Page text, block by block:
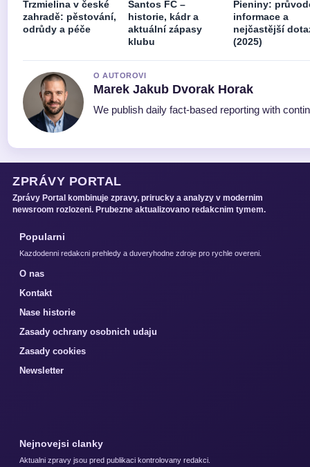
Trzmielina v české
zahradě: pěstování,
odrůdy a péče
Santos FC –
historie, kádr a
aktuální zápasy
klubu
Pieniny:
informace a
nejčastější
(2025)
O AUTOROVI
Marek Jakub Dvorak Horak
We publish daily fact-based reporting with
ZPRÁVY PORTAL
Zprávy Portal kombinuje zpravy, prirucky a analyzy v modernim
newsroom rozlozeni. Prubezne aktualizovano redakcnim tymem.
Popularni
Kazdodenni redakcni prehledy a duveryhodne zdroje pro rychle overeni.
O nas
Kontakt
Nase historie
Zasady ochrany osobnich udaju
Zasady cookies
Newsletter
Nejnovejsi clanky
Aktualni zpravy jsou pred publikaci kontrolovany redakci.